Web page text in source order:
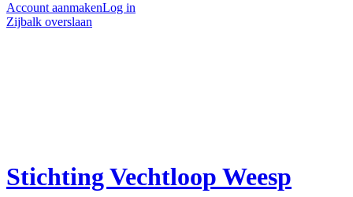
Account aanmakenLog in
Zijbalk overslaan
Stichting Vechtloop Weesp